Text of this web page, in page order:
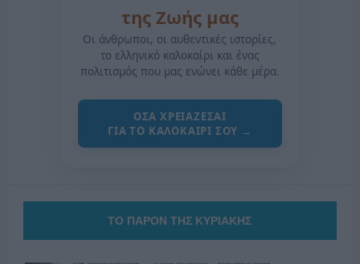
της Ζωής μας
Οι άνθρωποι, οι αυθεντικές ιστορίες,
το ελληνικό καλοκαίρι και ένας
πολιτισμός που μας ενώνει κάθε μέρα.
ΟΣΑ ΧΡΕΙΑΖΕΣΑΙ
ΓΙΑ ΤΟ ΚΑΛΟΚΑΙΡΙ ΣΟΥ →
ΤΟ ΠΑΡΟΝ ΤΗΣ ΚΥΡΙΑΚΗΣ